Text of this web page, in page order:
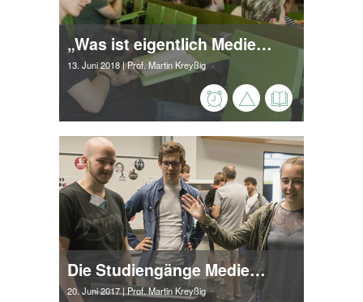
„Was ist eigentlich Medieninformatik?“
13. Juni 2018| Prof. Martin Kreyßig
Die Studiengänge Medieninformatik und Medien- und Spielekonzeption feiern erfolgreiches Campusfest
20. Juni 2017| Prof. Martin Kreyßig